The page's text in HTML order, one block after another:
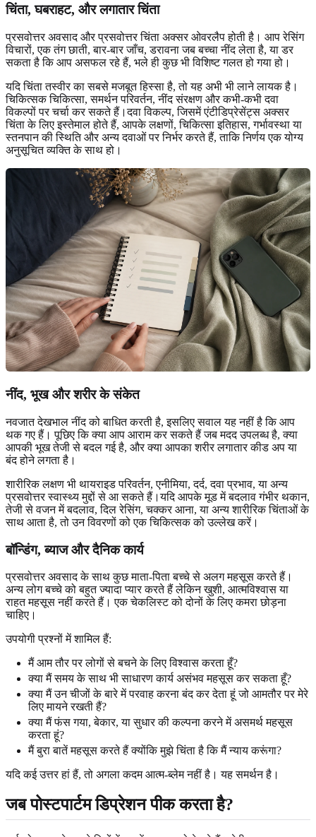
चिंता, घबराहट, और लगातार चिंता
प्रसवोत्तर अवसाद और प्रसवोत्तर चिंता अक्सर ओवरलैप होती है। आप रेसिंग
विचारों, एक तंग छाती, बार-बार जाँच, डरावना जब बच्चा नींद लेता है, या डर
सकता है कि आप असफल रहे हैं, भले ही कुछ भी विशिष्ट गलत हो गया हो।
यदि चिंता तस्वीर का सबसे मजबूत हिस्सा है, तो यह अभी भी लाने लायक है।
चिकित्सक चिकित्सा, समर्थन परिवर्तन, नींद संरक्षण और कभी-कभी दवा
विकल्पों पर चर्चा कर सकते हैं।दवा विकल्प, जिसमें एंटीडिप्रेसेंट्स अक्सर
चिंता के लिए इस्तेमाल होते हैं, आपके लक्षणों, चिकित्सा इतिहास, गर्भावस्था या
स्तनपान की स्थिति और अन्य दवाओं पर निर्भर करते हैं, ताकि निर्णय एक योग्य
अनुसूचित व्यक्ति के साथ हो।
नींद, भूख और शरीर के संकेत
नवजात देखभाल नींद को बाधित करती है, इसलिए सवाल यह नहीं है कि आप
थक गए हैं। पूछिए कि क्या आप आराम कर सकते हैं जब मदद उपलब्ध है, क्या
आपकी भूख तेजी से बदल गई है, और क्या आपका शरीर लगातार कीड अप या
बंद होने लगता है।
शारीरिक लक्षण भी थायराइड परिवर्तन, एनीमिया, दर्द, दवा प्रभाव, या अन्य
प्रसवोत्तर स्वास्थ्य मुद्दों से आ सकते हैं।यदि आपके मूड में बदलाव गंभीर थकान,
तेजी से वजन में बदलाव, दिल रेसिंग, चक्कर आना, या अन्य शारीरिक चिंताओं के
साथ आता है, तो उन विवरणों को एक चिकित्सक को उल्लेख करें।
बॉन्डिंग, ब्याज और दैनिक कार्य
प्रसवोत्तर अवसाद के साथ कुछ माता-पिता बच्चे से अलग महसूस करते हैं।
अन्य लोग बच्चे को बहुत ज्यादा प्यार करते हैं लेकिन खुशी, आत्मविश्वास या
राहत महसूस नहीं करते हैं। एक चेकलिस्ट को दोनों के लिए कमरा छोड़ना
चाहिए।
उपयोगी प्रश्नों में शामिल हैं:
मैं आम तौर पर लोगों से बचने के लिए विश्वास करता हूँ?
क्या मैं समय के साथ भी साधारण कार्य असंभव महसूस कर सकता हूँ?
क्या मैं उन चीजों के बारे में परवाह करना बंद कर देता हूं जो आमतौर पर मेरे
लिए मायने रखती हैं?
क्या मैं फंस गया, बेकार, या सुधार की कल्पना करने में असमर्थ महसूस
करता हूं?
मैं बुरा बातें महसूस करते हैं क्योंकि मुझे चिंता है कि मैं न्याय करूंगा?
यदि कई उत्तर हां हैं, तो अगला कदम आत्म-ब्लेम नहीं है। यह समर्थन है।
जब पोस्टपार्टम डिप्रेशन पीक करता है?